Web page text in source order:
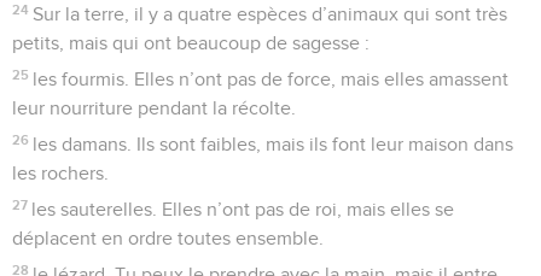
24 Sur la terre, il y a quatre espèces d’animaux qui sont très
petits, mais qui ont beaucoup de sagesse :
25 les fourmis. Elles n’ont pas de force, mais elles amassent
leur nourriture pendant la récolte.
26 les damans. Ils sont faibles, mais ils font leur maison dans
les rochers.
27 les sauterelles. Elles n’ont pas de roi, mais elles se
déplacent en ordre toutes ensemble.
28